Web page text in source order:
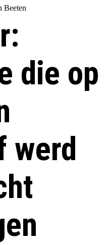
Beeten
die op
werd